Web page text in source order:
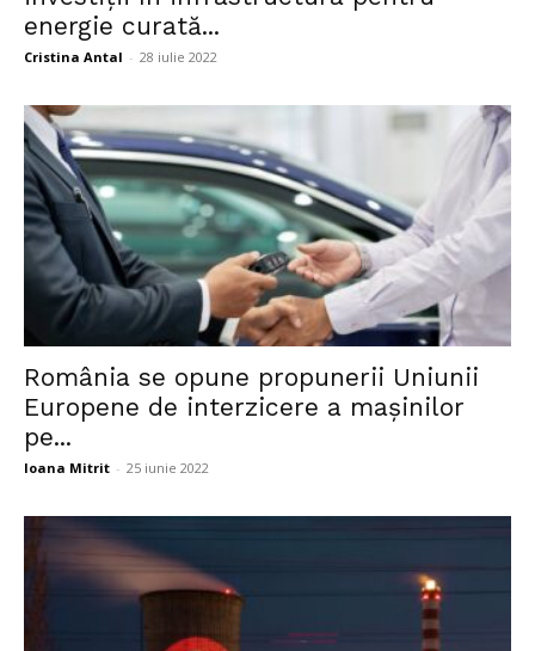
energie curată...
Cristina Antal - 28 iulie 2022
România se opune propunerii Uniunii
Europene de interzicere a mașinilor
pe...
Ioana Mitrit - 25 iunie 2022